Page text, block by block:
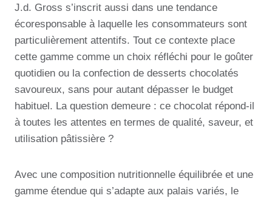
J.d. Gross s’inscrit aussi dans une tendance
écoresponsable à laquelle les consommateurs sont
particulièrement attentifs. Tout ce contexte place
cette gamme comme un choix réfléchi pour le goûter
quotidien ou la confection de desserts chocolatés
savoureux, sans pour autant dépasser le budget
habituel. La question demeure : ce chocolat répond-il
à toutes les attentes en termes de qualité, saveur, et
utilisation pâtissière ?
Avec une composition nutritionnelle équilibrée et une
gamme étendue qui s’adapte aux palais variés, le